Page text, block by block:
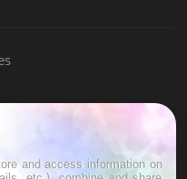
and access information on